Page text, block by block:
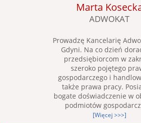
Marta
ADWOKAT
Prowadzę Kancelarię
Gdyni. Na co dzień
przedsiębiorcom w
szeroko pojętego
gospodarczego i
także prawa pracy.
bogate doświadczenie w
podmiotów
[Więcej >>>]